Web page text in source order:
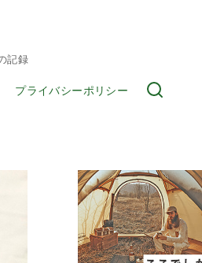
記録
プライバシーポリシー